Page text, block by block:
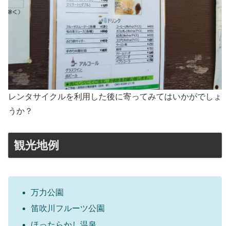
レンタサイクルを利用した後に寄ってみてはいかがでしょ
うか？
観光地例
万力公園
笛吹川フルーツ公園